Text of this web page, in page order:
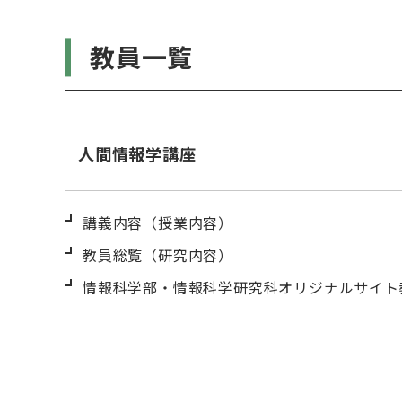
教員一覧
人間情報学講座
講義内容（授業内容）
教員総覧（研究内容）
情報科学部・情報科学研究科オリジナルサイ